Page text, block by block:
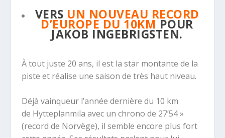
VERS UN NOUVEAU RECORD
D’EUROPE DU 10KMPOUR
JAKOB INGEBRIGSTEN.
À tout juste 20 ans, il est la star montante de la
piste et réalise une saison de très haut niveau.
Déjà vainqueur l’année dernière du 10 km
de Hytteplanmila avec un chrono de 27’54 »
(record de Norvège), il semble encore plus fort